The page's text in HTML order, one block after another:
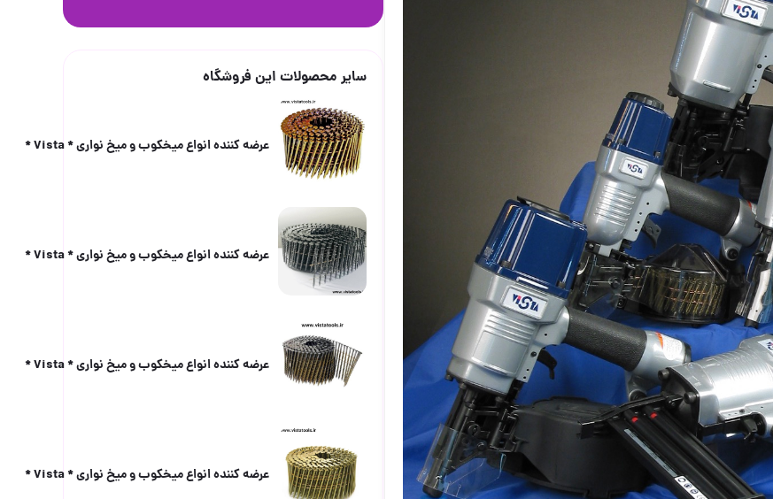
سایر محصولات این فروشگاه
عرضه كننده انواع ميخكوب و ميخ نوارى * Vista *
عرضه كننده انواع ميخكوب و ميخ نوارى * Vista *
عرضه كننده انواع ميخكوب و ميخ نوارى * Vista *
عرضه كننده انواع ميخكوب و ميخ نوارى * Vista *